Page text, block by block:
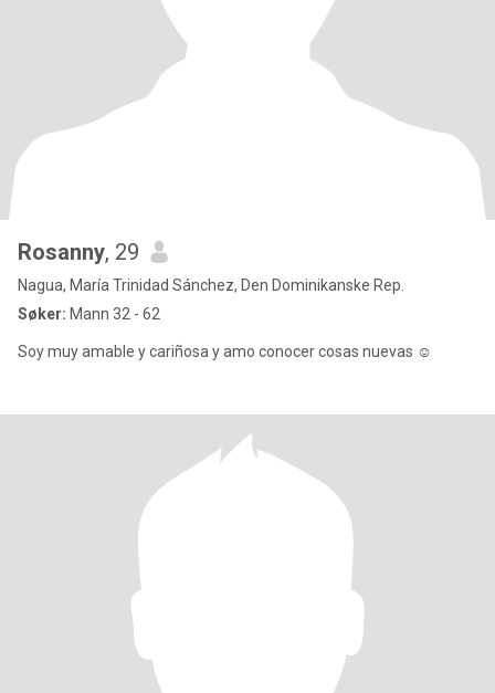
Rosanny, 29
Nagua, María Trinidad Sánchez, Den Dominikanske Rep.
Søker: Mann 32 - 62
Soy muy amable y cariñosa y amo conocer cosas nuevas ☺️